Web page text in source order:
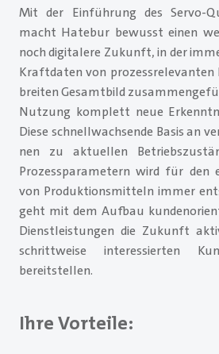
Mit der Einführung des Servo-­
macht Hatebur bewusst einen
noch digitalere Zukunft, in der
Kraftdaten von prozessrelevanten
breiten Gesamtbild
Nutzung komplett neue
Diese schnell­wachsende Basis an
nen zu aktuellen
Prozessparametern wird für den
von Produktionsmit­teln immer
geht mit dem Aufbau
Dienstleistungen die Zukunft
schrittweise interessierten
bereitstellen.
Ihre Vorteile: